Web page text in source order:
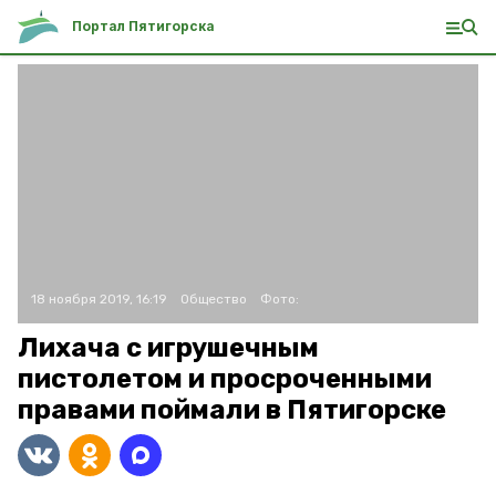
Портал Пятигорска
18 ноября 2019, 16:19 Общество Фото:
Лихача с игрушечным
пистолетом и просроченными
правами поймали в Пятигорске